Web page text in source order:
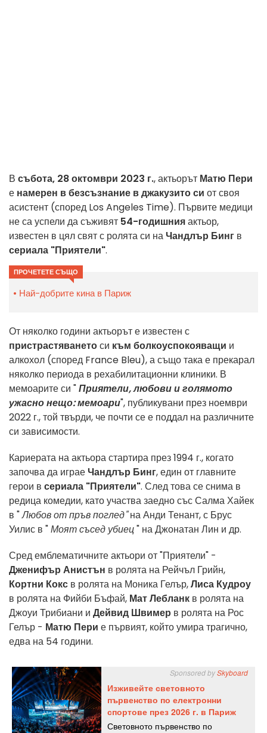
В събота, 28 октомври 2023 г., актьорът Матю Пери
е намерен в безсъзнание в джакузито си от своя
асистент (според Los Angeles Time). Първите медици
не са успели да съживят 54-годишнияактьор,
известен в цял свят с ролята си наЧандлър Бинг в
сериала "Приятели".
ПРОЧЕТЕТЕ СЪЩО
Най-добрите кина в Париж
От няколко години актьорът е известен с
пристрастяванетоси към болкоуспокояващи и
алкохол (според France Bleu), а също така е прекарал
няколко периода в рехабилитационни клиники. В
мемоарите си "Приятели, любови и голямото
ужасно нещо: мемоари", публикувани през ноември
2022 г., той твърди, че почти се е поддал на различните
си зависимости.
Кариерата на актьора стартира през 1994 г., когато
започва да играеЧандлър Бинг, един от главните
герои в сериала "Приятели". След това се снима в
редица комедии, като участва заедно със Салма Хайек
в "Любов от пръв поглед"на Анди Тенант, с Брус
Уилис в "Моят съсед убиец" на Джонатан Лин и др.
Сред емблематичните актьори от "Приятели" -
Дженифър Анистън в ролята на Рейчъл Грийн,
Кортни Кокс в ролята на Моника Гелър,Лиса Кудроу
в ролята на Фийби Бъфай, Мат Лебланк в ролята на
Джоуи Трибиани и Дейвид Швимер в ролята на Рос
Гелър - Матю Пери е първият, който умира трагично,
едва на 54 години.